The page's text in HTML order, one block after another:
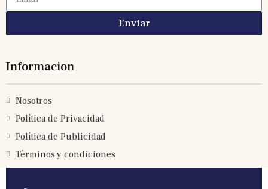
Enviar
Informacion
Nosotros
Política de Privacidad
Política de Publicidad
Términos y condiciones